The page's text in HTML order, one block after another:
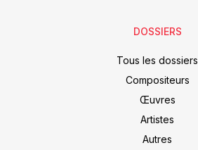
DOSSIERS
Tous les dossiers
Compositeurs
Œuvres
Artistes
Autres